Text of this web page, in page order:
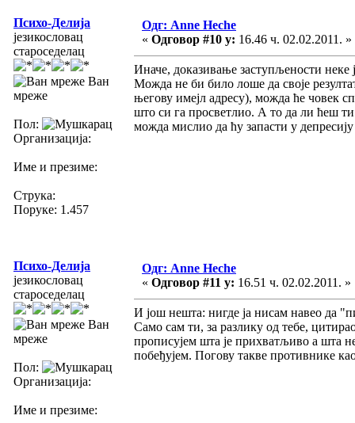
Психо-Делија
језикословац
староседелац
Ван
мреже
Пол:
Организација:
Име и презиме:
Струка:
Поруке: 1.457
Одг: Anne Heche
« Одговор #10 у: 16.46 ч. 02.02.2011. »
Иначе, доказивање заступљености неке
Можда не би било лоше да своје
његову имејл адресу), можда ће човек
што си га просветлио. А то да ли ћеш
можда мислио да ћу запасти у
Психо-Делија
језикословац
староседелац
Ван
мреже
Пол:
Организација:
Име и презиме:
Одг: Anne Heche
« Одговор #11 у: 16.51 ч. 02.02.2011. »
И још нешта: нигде ја нисам навео да
Само сам ти, за разлику од тебе,
прописујем шта је прихватљиво а шта
побеђујем. Погову такве противнике